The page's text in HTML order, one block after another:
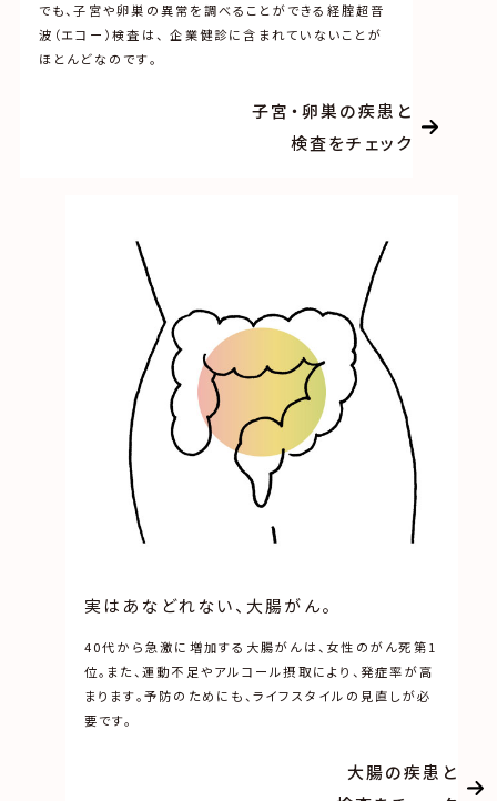
でも、子宮や卵巣の異常を調べることができる経腟超音
波（エコー）検査は、 企業健診に含まれていないことが
ほとんどなのです。
子宮・卵巣の疾患と
検査をチェック
実はあなどれない、大腸がん。
40代から急激に増加する大腸がんは、女性のがん死第1
位。また、運動不足やアルコール摂取により、発症率が高
まります。予防のためにも、ライフスタイルの見直しが必
要です。
大腸の疾患と